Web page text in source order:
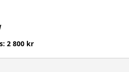
2 800 kr